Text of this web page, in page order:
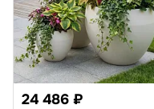
24 486 ₽